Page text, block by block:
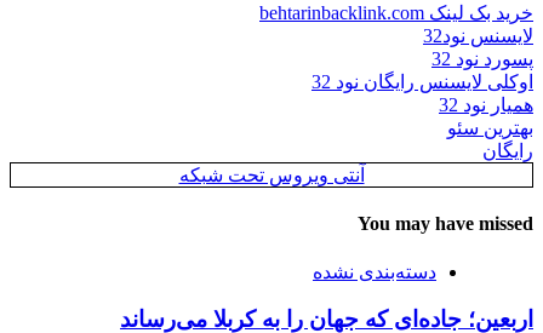
خرید بک لینک behtarinbacklink.com
لایسنس نود32
پسورد نود 32
اوکلی لایسنس رایگان نود 32
همیار نود 32
بهترین سئو
رایگان
آنتی ویروس تحت شبکه
You may have missed
دسته‌بندی نشده
اربعین؛ جاده‌ای که جهان را به کربلا می‌رساند